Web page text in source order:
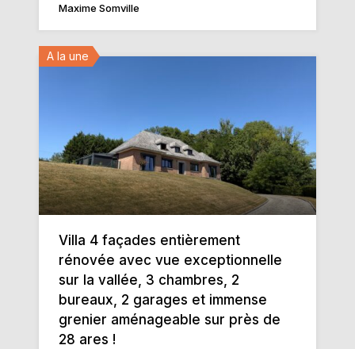
Maxime Somville
A la une
Villa 4 façades entièrement
rénovée avec vue exceptionnelle
sur la vallée, 3 chambres, 2
bureaux, 2 garages et immense
grenier aménageable sur près de
28 ares !